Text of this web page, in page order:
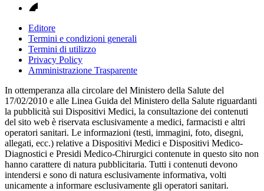
Editore
Termini e condizioni generali
Termini di utilizzo
Privacy Policy
Amministrazione Trasparente
In ottemperanza alla circolare del Ministero della Salute del
17/02/2010 e alle Linea Guida del Ministero della Salute riguardanti
la pubblicità sui Dispositivi Medici, la consultazione dei contenuti
del sito web è riservata esclusivamente a medici, farmacisti e altri
operatori sanitari. Le informazioni (testi, immagini, foto, disegni,
allegati, ecc.) relative a Dispositivi Medici e Dispositivi Medico-
Diagnostici e Presidi Medico-Chirurgici contenute in questo sito non
hanno carattere di natura pubblicitaria. Tutti i contenuti devono
intendersi e sono di natura esclusivamente informativa, volti
unicamente a informare esclusivamente gli operatori sanitari.